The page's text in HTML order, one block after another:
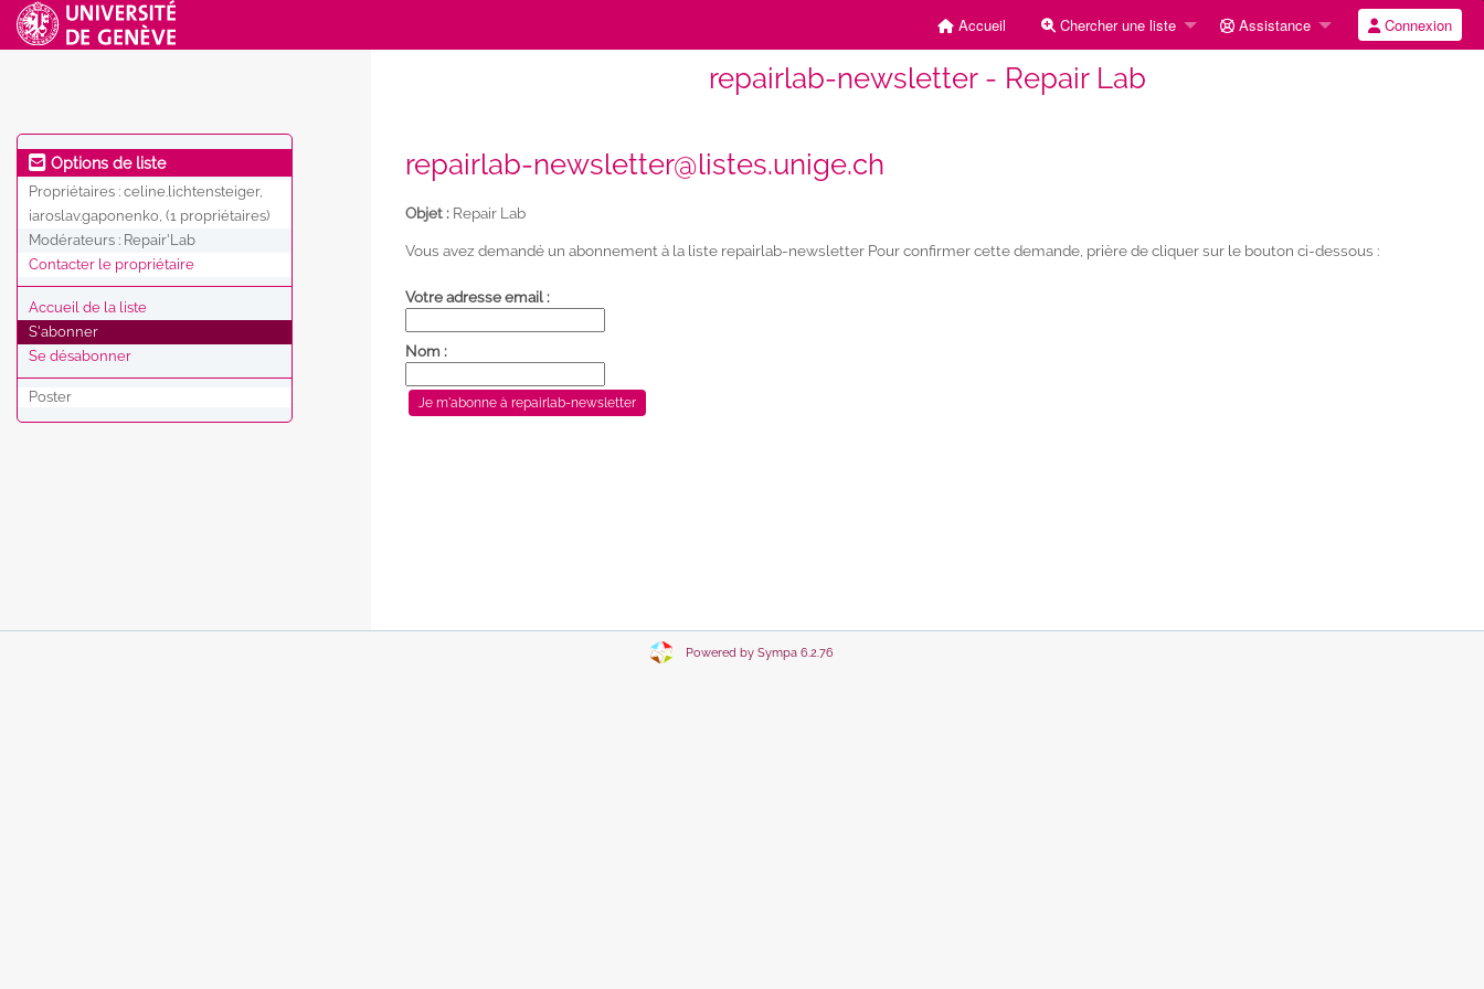
Accueil Chercher une liste Assistance Connexion
repairlab-newsletter - Repair Lab
Options de liste
Propriétaires : celine.lichtensteiger,
iaroslav.gaponenko, (1 propriétaires)
Modérateurs : Repair'Lab
Contacter le propriétaire
Accueil de la liste
S'abonner
Se désabonner
Poster
repairlab-newsletter@listes.unige.ch
Objet : Repair Lab
Vous avez demandé un abonnement à la liste repairlab-newsletter Pour confirmer cette demande, prière de cliquer sur le bouton ci-dessous :
Votre adresse email :
Nom :
Powered by Sympa 6.2.76